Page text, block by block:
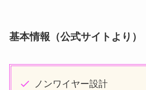
基本情報（公式サイトより）
ノンワイヤー設計